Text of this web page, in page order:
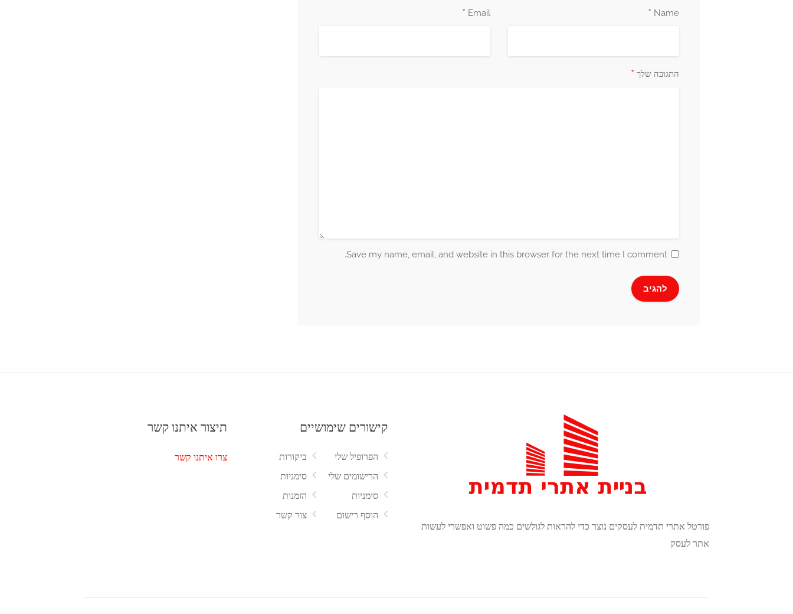
Name
*
Email
*
התגובה שלך *
Save my name, email, and website in this browser for the next time I comment.
פורטל אתרי תדמית לעסקים נוצר כדי להראות לגולשים כמה פשוט ואפשרי לעשות
אתר לעסק
קישורים שימושיים
ביקורות
סימניות
הזמנות
צור קשר
הפרופיל שלי
הרישומים שלי
סימניות
הוסף רישום
תיצור איתנו קשר
צרו איתנו קשר